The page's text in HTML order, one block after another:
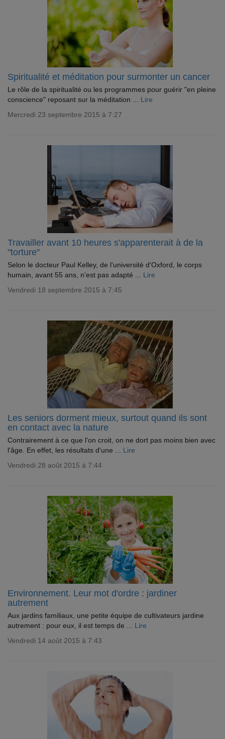
Spiritualité et méditation pour surmonter un cancer
Le rôle de la spiritualité ou les programmes pour guérir "en pleine
conscience" reposant sur la méditation ... Lire
Mercredi 23 septembre 2015 à 7:27
Travailler avant 10 heures s'apparenterait à de la
"torture"
Selon le docteur Paul Kelley, de l'université d'Oxford, le corps
humain, avant 55 ans, n'est pas adapté ... Lire
Vendredi 18 septembre 2015 à 7:45
Les seniors dorment mieux, surtout quand ils sont
en contact avec la nature
Contrairement à ce que l'on croit, on ne dort pas moins bien avec
l'âge. En effet, les résultats d'une ... Lire
Vendredi 28 août 2015 à 7:44
Environnement. Leur mot d'ordre : jardiner
autrement
Aux jardins familiaux, une petite équipe de cultivateurs jardine
autrement : pour eux, il est temps de ... Lire
Vendredi 14 août 2015 à 7:43